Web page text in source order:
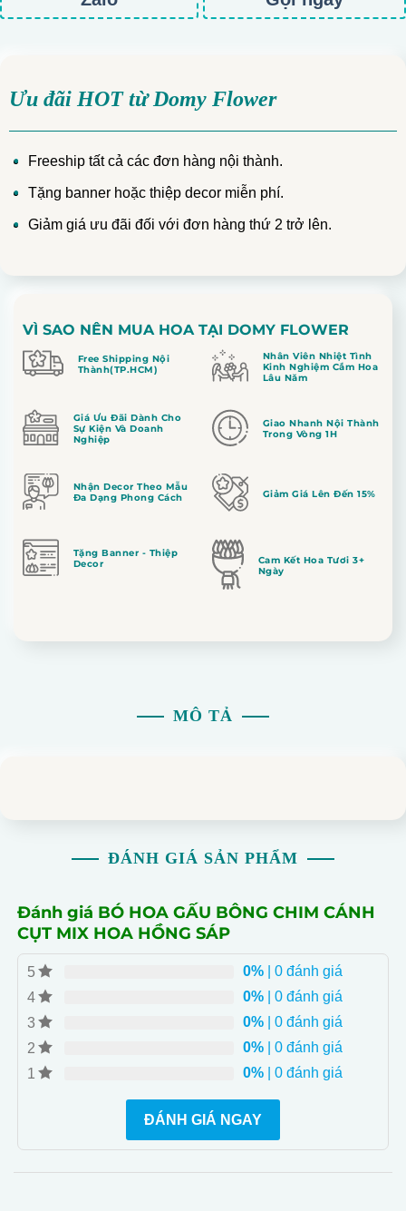
Ưu đãi HOT từ Domy Flower
Freeship tất cả các đơn hàng nội thành.
Tặng banner hoặc thiệp decor miễn phí.
Giảm giá ưu đãi đối với đơn hàng thứ 2 trở lên.
VÌ SAO NÊN MUA HOA TẠI DOMY FLOWER
Free Shipping Nội
Thành(TP.HCM)
Nhân Viên Nhiệt Tình
Kinh Nghiệm Cắm Hoa
Lâu Năm
Giá Ưu Đãi Dành Cho
Sự Kiện Và Doanh
Nghiệp
Giao Nhanh Nội Thành
Trong Vòng 1H
Nhận Decor Theo Mẫu
Đa Dạng Phong Cách
Giảm Giá Lên Đến 15%
Tặng Banner - Thiệp
Decor
Cam Kết Hoa Tươi 3+
Ngày
MÔ TẢ
ĐÁNH GIÁ SẢN PHẨM
Đánh giá BÓ HOA GẤU BÔNG CHIM CÁNH
CỤT MIX HOA HỒNG SÁP
5 0%| 0 đánh giá
4
0%| 0 đánh giá
3
0%| 0 đánh giá
2
0%| 0 đánh giá
1
0%| 0 đánh giá
ĐÁNH GIÁ NGAY